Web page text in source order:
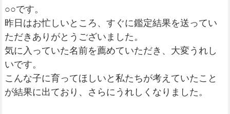
○○です。
昨日はお忙しいところ、すぐに鑑定結果を送ってい
ただきありがとうございました。
気に入っていた名前を薦めていただき、大変うれし
いです。
こんな子に育ってほしいと私たちが考えていたこと
が結果に出ており、さらにうれしくなりました。